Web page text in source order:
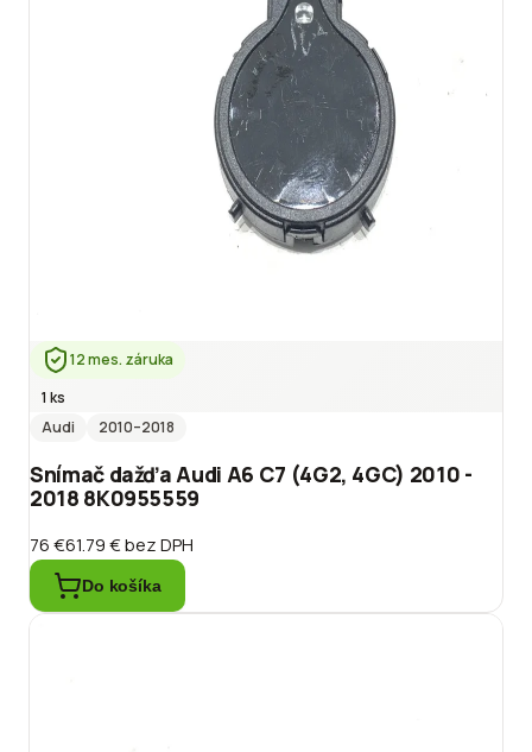
12 mes. záruka
1 ks
Audi
2010–2018
Snímač dažďa Audi A6 C7 (4G2, 4GC) 2010 -
2018 8K0955559
76 €61.79 €bez DPH
Do košíka